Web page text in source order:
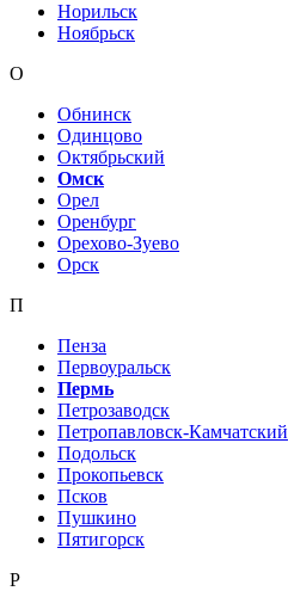
Норильск
Ноябрьск
О
Обнинск
Одинцово
Октябрьский
Омск
Орел
Оренбург
Орехово-Зуево
Орск
П
Пенза
Первоуральск
Пермь
Петрозаводск
Петропавловск-Камчатский
Подольск
Прокопьевск
Псков
Пушкино
Пятигорск
Р